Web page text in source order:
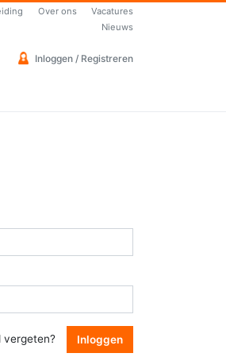
Over ons
Vacatures
Nieuws
Inloggen / Registreren
vergeten? Inloggen